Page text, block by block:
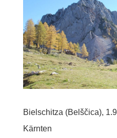
Bielschitza (Belščica),
Kärnten